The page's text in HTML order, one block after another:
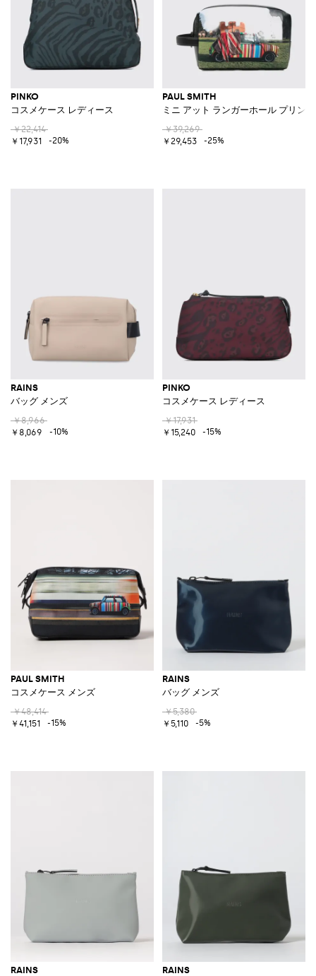
PINKO
コスメケース レディース
￥22,414
￥17,931
-20%
PAUL SMITH
ミニ アット ランガーホール プリン
￥39,269
￥29,453
-25%
RAINS
バッグ メンズ
￥8,966
￥8,069
-10%
PINKO
コスメケース レディース
￥17,931
￥15,240
-15%
PAUL SMITH
コスメケース メンズ
￥48,414
￥41,151
-15%
RAINS
バッグ メンズ
￥5,380
￥5,110
-5%
RAINS RAINS